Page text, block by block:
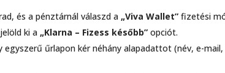
és a pénztárnál válaszd a „Viva Wallet” fizetési
ki a „Klarna – Fizess később” opciót.
egyszerű űrlapon kér néhány alapadattot (név, e-